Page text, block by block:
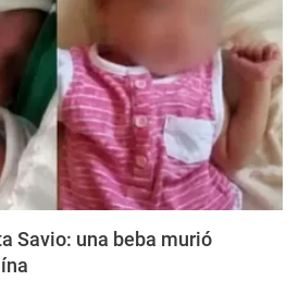
Savio: una beba murió